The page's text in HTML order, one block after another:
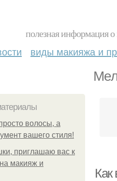
полезная информация
виды макияжа и
волосы, а
вашего стиля!
приглашаю вас к
макияж и
Как